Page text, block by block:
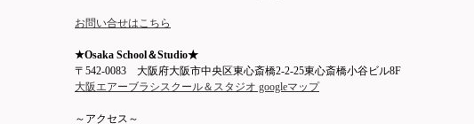
お問い合せはこちら
★Osaka School＆Studio★
〒542-0083 大阪府大阪市中央区東心斎橋2-2-25東心斎橋小谷ビル8F
大阪エアーブラシスクール＆スタジオ googleマップ
～アクセス～